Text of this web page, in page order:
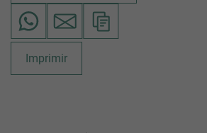
Imprimir